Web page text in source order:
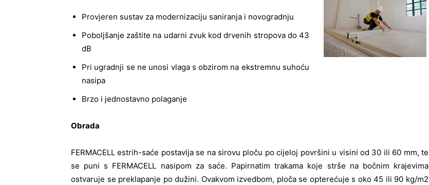
Provjeren sustav za modernizaciju saniranja i novogradnju
Poboljšanje zaštite na udarni zvuk kod drvenih stropova do 43
dB
Pri ugradnji se ne unosi vlaga s obzirom na ekstremnu suhoću
nasipa
Brzo i jednostavno polaganje
Obrada
FERMACELL estrih-saće postavlja se na sirovu ploču po cijeloj površini u visini od 30 ili 60 mm, te
se puni s FERMACELL nasipom za saće. Papirnatim trakama koje strše na bočnim krajevima
ostvaruje se preklapanje po dužini. Ovakvom izvedbom, ploča se opterećuje s oko 45 ili 90 kg/m2